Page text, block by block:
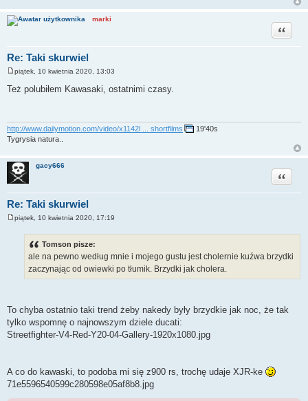
marki
Re: Taki skurwiel
Cytuj
P
o
s
piątek, 10 kwietnia 2020, 13:03
Też polubiłem Kawasaki, ostatnimi czasy.
http://www.dailymotion.com/video/x1142l ... shortfilms
19'40s
Tygrysia natura..
gacy666
Re: Taki skurwiel
Cytuj
P
piątek, 10 kwietnia 2020, 17:19
Tomson pisze:
ale na pewno według mnie i mojego gustu jest cholernie kuźwa brzydki
zaczynając od owiewki po tłumik. Brzydki jak cholera.
To chyba ostatnio taki trend żeby nakedy były brzydkie jak noc, że tak
tylko wspomnę o najnowszym dziele ducati:
Streetfighter-V4-Red-Y20-04-Gallery-1920x1080.jpg
A co do kawaski, to podoba mi się z900 rs, trochę udaje XJR-ke
71e5596540599c280598e05af8b8.jpg